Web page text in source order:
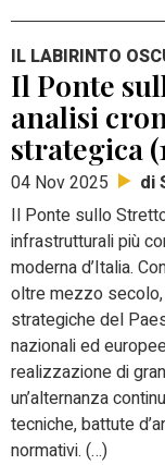
IL LABIRINTO
Il Ponte
analisi
strategica
04 Nov 2025 di
Il Ponte sullo
infrastrutturali più
moderna d’Italia.
oltre mezzo
strategiche del
nazionali ed
realizzazione di
un’alternanza
tecniche, battute
normativi. (…)